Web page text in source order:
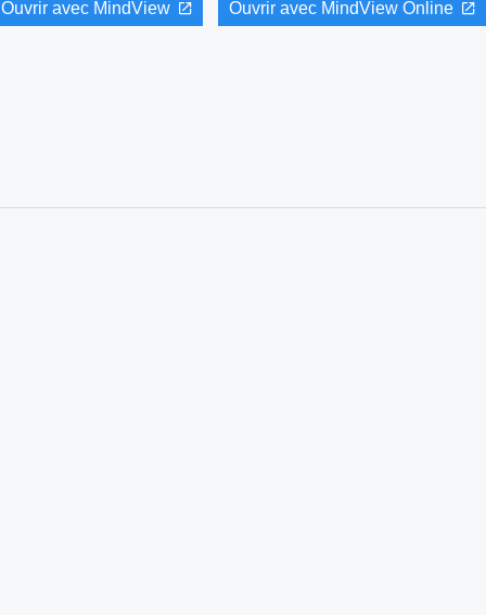
Ouvrir avec MindView Ouvrir avec MindView Online